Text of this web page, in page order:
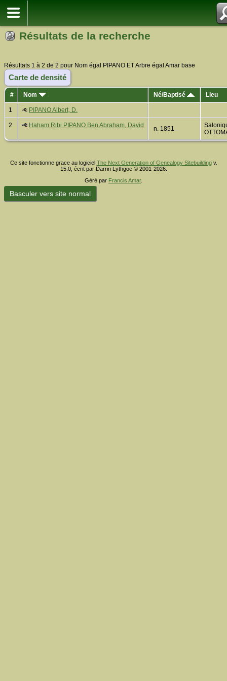
Résultats de la recherche
Résultats 1 à 2 de 2 pour Nom égal PIPANO ET Arbre égal Amar base
Carte de densité
# Nom Né/Baptisé Lieu
1 PIPANO Albert, D.
2 Haham Ribi PIPANO Ben Abraham, David n. 1851
Ce site fonctionne grace au logiciel The Next Generation of Genealogy Sitebuildingv.
15.0, écrit par Darrin Lythgoe © 2001-2026.
Géré par Francis Amar.
Basculer vers site normal